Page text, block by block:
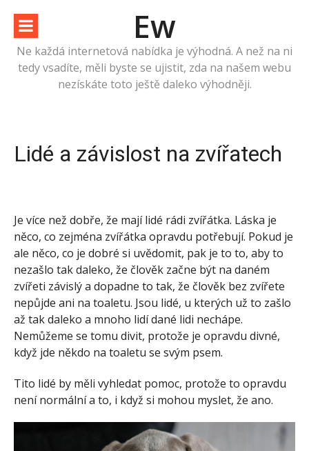
obsah
Ew
Ne každá internetová nabídka je výhodná. A než na ni
tedy vsadíte, měli byste se ujistit, zda na našem webu
nezískáte toto ještě daleko výhodněji.
Lidé a závislost na zvířatech
Je více než dobře, že mají lidé rádi zvířátka. Láska je
něco, co zejména zvířátka opravdu potřebují. Pokud je
ale něco, co je dobré si uvědomit, pak je to to, aby to
nezašlo tak daleko, že člověk začne být na daném
zvířeti závislý a dopadne to tak, že člověk bez zvířete
nepůjde ani na toaletu. Jsou lidé, u kterých už to zašlo
až tak daleko a mnoho lidí dané lidi nechápe.
Nemůžeme se tomu divit, protože je opravdu divné,
když jde někdo na toaletu se svým psem.
Tito lidé by měli vyhledat pomoc, protože to opravdu
není normální a to, i když si mohou myslet, že ano.